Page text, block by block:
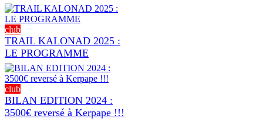
club
TRAIL KALONAD 2025 :
LE PROGRAMME
club
BILAN EDITION 2024 :
3500€ reversé à Kerpape !!!